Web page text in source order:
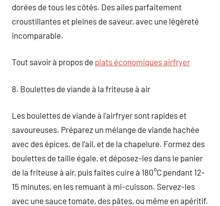
dorées de tous les côtés. Des ailes parfaitement
croustillantes et pleines de saveur, avec une légèreté
incomparable.
Tout savoir à propos de plats économiques airfryer
8. Boulettes de viande à la friteuse à air
Les boulettes de viande à l’airfryer sont rapides et
savoureuses. Préparez un mélange de viande hachée
avec des épices, de l’ail, et de la chapelure. Formez des
boulettes de taille égale, et déposez-les dans le panier
de la friteuse à air, puis faites cuire à 180°C pendant 12-
15 minutes, en les remuant à mi-cuisson. Servez-les
avec une sauce tomate, des pâtes, ou même en apéritif.